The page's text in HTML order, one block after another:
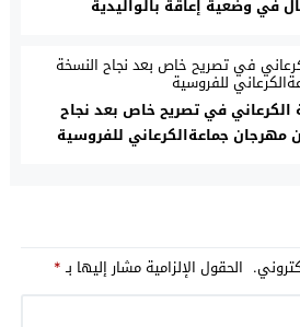
إعاقة بالواليدية
في تصريح خاص بعد نجاح
جماعةالكرعاني للفروسية
الحقول الإلزامية مشار إليها بـ*